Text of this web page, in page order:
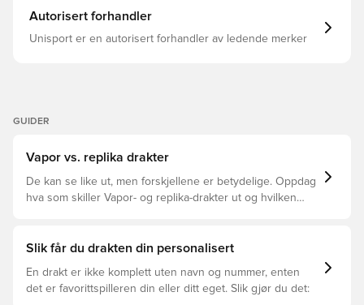
Autorisert forhandler
Unisport er en autorisert forhandler av ledende merker
GUIDER
Vapor vs. replika drakter
De kan se like ut, men forskjellene er betydelige. Oppdag
hva som skiller Vapor- og replika-drakter ut og hvilken
Slik får du drakten din personalisert
En drakt er ikke komplett uten navn og nummer, enten
det er favorittspilleren din eller ditt eget. Slik gjør du det: